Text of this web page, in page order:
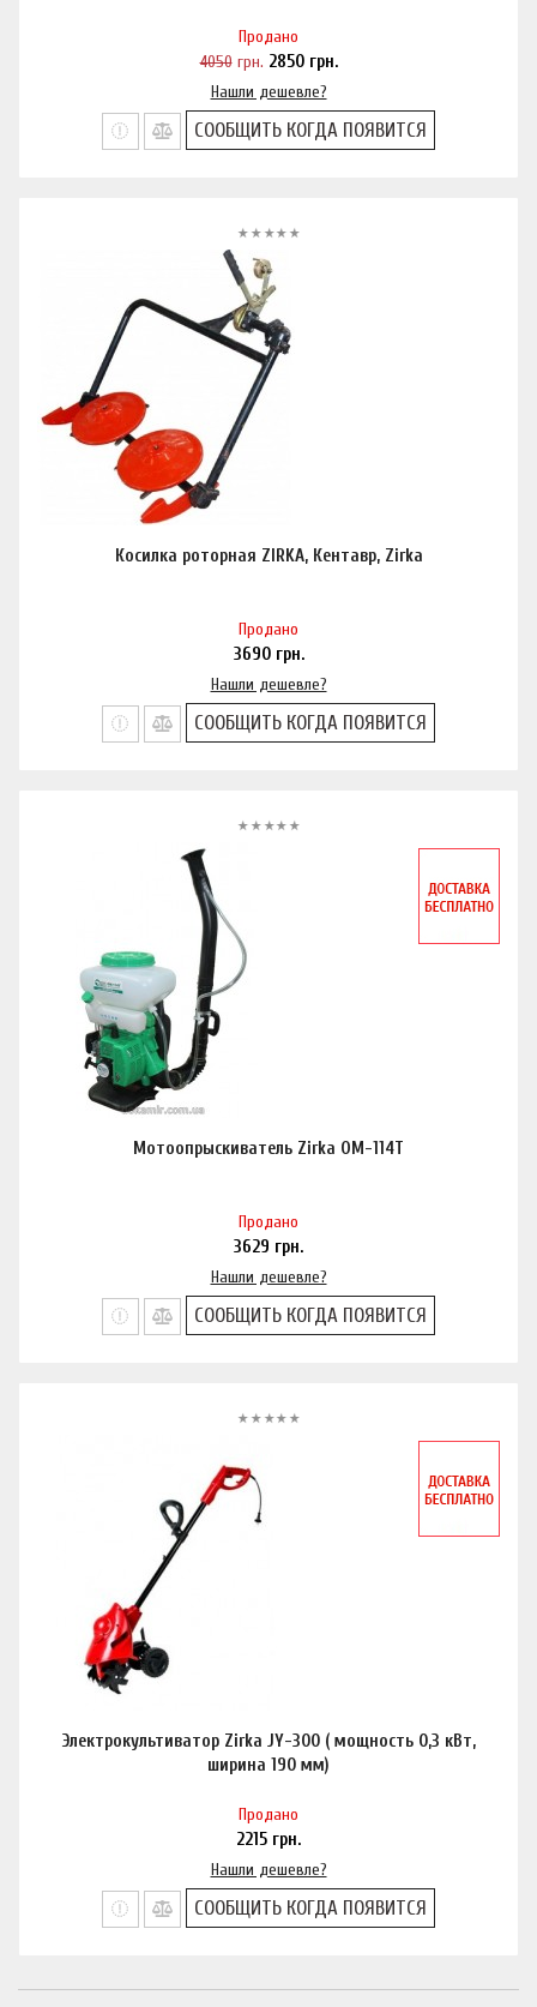
Продано
4050грн. 2850грн.
Нашли дешевле?
СООБЩИТЬ КОГДА ПОЯВИТСЯ
Косилка роторная ZIRKA, Кентавр, Zirka
Продано
3690грн.
Нашли дешевле?
СООБЩИТЬ КОГДА ПОЯВИТСЯ
Мотоопрыскиватель Zirka ОМ-114Т
Продано
3629 грн.
Нашли дешевле?
СООБЩИТЬ КОГДА ПОЯВИТСЯ
Электрокультиватор Zirka JY-300 ( мощность 0,3 кВт,
ширина 190 мм)
Продано
2215 грн.
Нашли дешевле?
СООБЩИТЬ КОГДА ПОЯВИТСЯ